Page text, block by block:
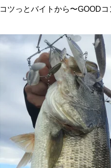
コツっとバイトから〜GOOD